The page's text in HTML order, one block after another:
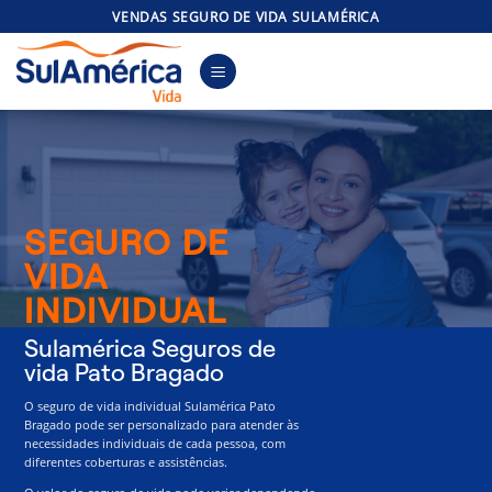
to
content
VENDAS SEGURO DE VIDA SULAMÉRICA
SEGURO DE
VIDA
INDIVIDUAL
Sulamérica Seguros de
vida Pato Bragado
O seguro de vida individual Sulamérica Pato
Bragado pode ser personalizado para atender às
necessidades individuais de cada pessoa, com
diferentes coberturas e assistências.